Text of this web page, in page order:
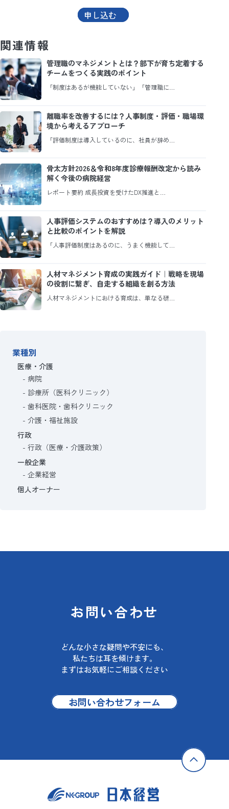
申し込む
関連情報
管理職のマネジメントとは？部下が育ち定着する
チームをつくる実践のポイント
「制度はあるが機能していない」「管理職に…
離職率を改善するには？人事制度・評価・職場環
境から考えるアプローチ
「評価制度は導入しているのに、社員が辞め…
骨太方針2026＆令和8年度診療報酬改定から読み
解く今後の病院経営
レポート要約 成長投資を受けたDX推進と…
人事評価システムのおすすめは？導入のメリット
と比較のポイントを解説
「人事評価制度はあるのに、うまく機能して…
人材マネジメント育成の実践ガイド｜戦略を現場
の役割に繋ぎ、自走する組織を創る方法
人材マネジメントにおける育成は、単なる研…
業種別
医療・介護
病院
診療所（医科クリニック）
歯科医院・歯科クリニック
介護・福祉施設
行政
行政（医療・介護政策）
一般企業
企業経営
個人オーナー
お問い合わせ
どんな小さな疑問や不安にも、
私たちは耳を傾けます。
まずはお気軽にご相談ください
お問い合わせフォーム